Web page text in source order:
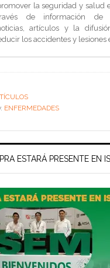
la seguridad y salud
de información de
artículos y la
los accidentes y lesiones
ENFERMEDADES
ESTARÁ PRESENTE EN